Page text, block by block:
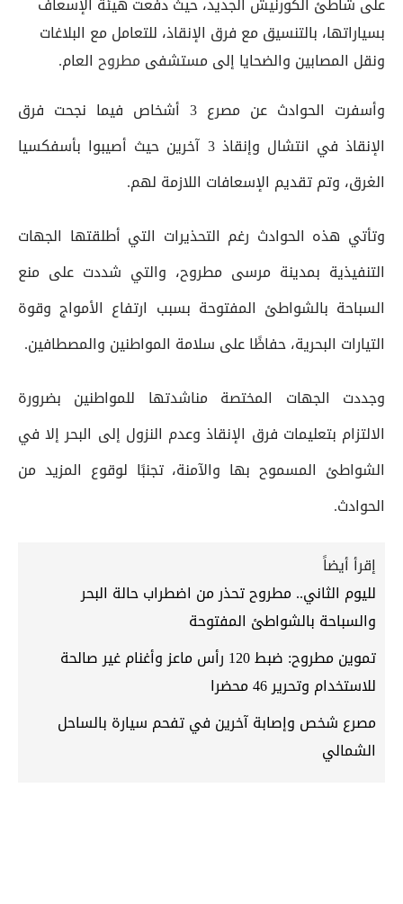
بسياراتها، بالتنسيق مع فرق الإنقاذ، للتعامل مع البلاغات
ونقل المصابين والضحايا إلى مستشفى مطروح العام.
وأسفرت الحوادث عن مصرع 3 أشخاص فيما نجحت فرق
الإنقاذ في انتشال وإنقاذ 3 آخرين حيث أصيبوا بأسفكسيا
الغرق، وتم تقديم الإسعافات اللازمة لهم.
وتأتي هذه الحوادث رغم التحذيرات التي أطلقتها الجهات
التنفيذية بمدينة مرسى مطروح، والتي شددت على منع
السباحة بالشواطئ المفتوحة بسبب ارتفاع الأمواج وقوة
التيارات البحرية، حفاظًا على سلامة المواطنين والمصطافين.
وجددت الجهات المختصة مناشدتها للمواطنين بضرورة
الالتزام بتعليمات فرق الإنقاذ وعدم النزول إلى البحر إلا في
الشواطئ المسموح بها والآمنة، تجنبًا لوقوع المزيد من
الحوادث.
إقرأ أيضاً
لليوم الثاني.. مطروح تحذر من اضطراب حالة البحر
والسباحة بالشواطئ المفتوحة
تموين مطروح: ضبط 120 رأس ماعز وأغنام غير صالحة
للاستخدام وتحرير 46 محضرا
مصرع شخص وإصابة آخرين في تفحم سيارة بالساحل
الشمالي